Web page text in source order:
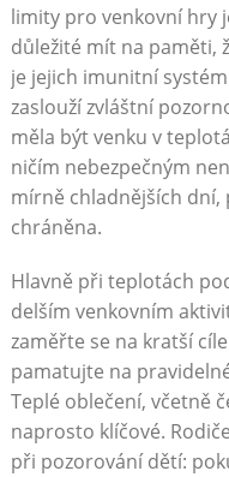
limity pro venkovní hry
důležité mít na paměti,
je jejich imunitní
zaslouží zvláštní
měla být venku v
ničím nebezpečným
mírně chladnějších dní,
chráněna.
Hlavně při teplotách
delším venkovním
zaměřte se na kratší
pamatujte na
Teplé oblečení, včetně
naprosto klíčové.
při pozorování dětí: